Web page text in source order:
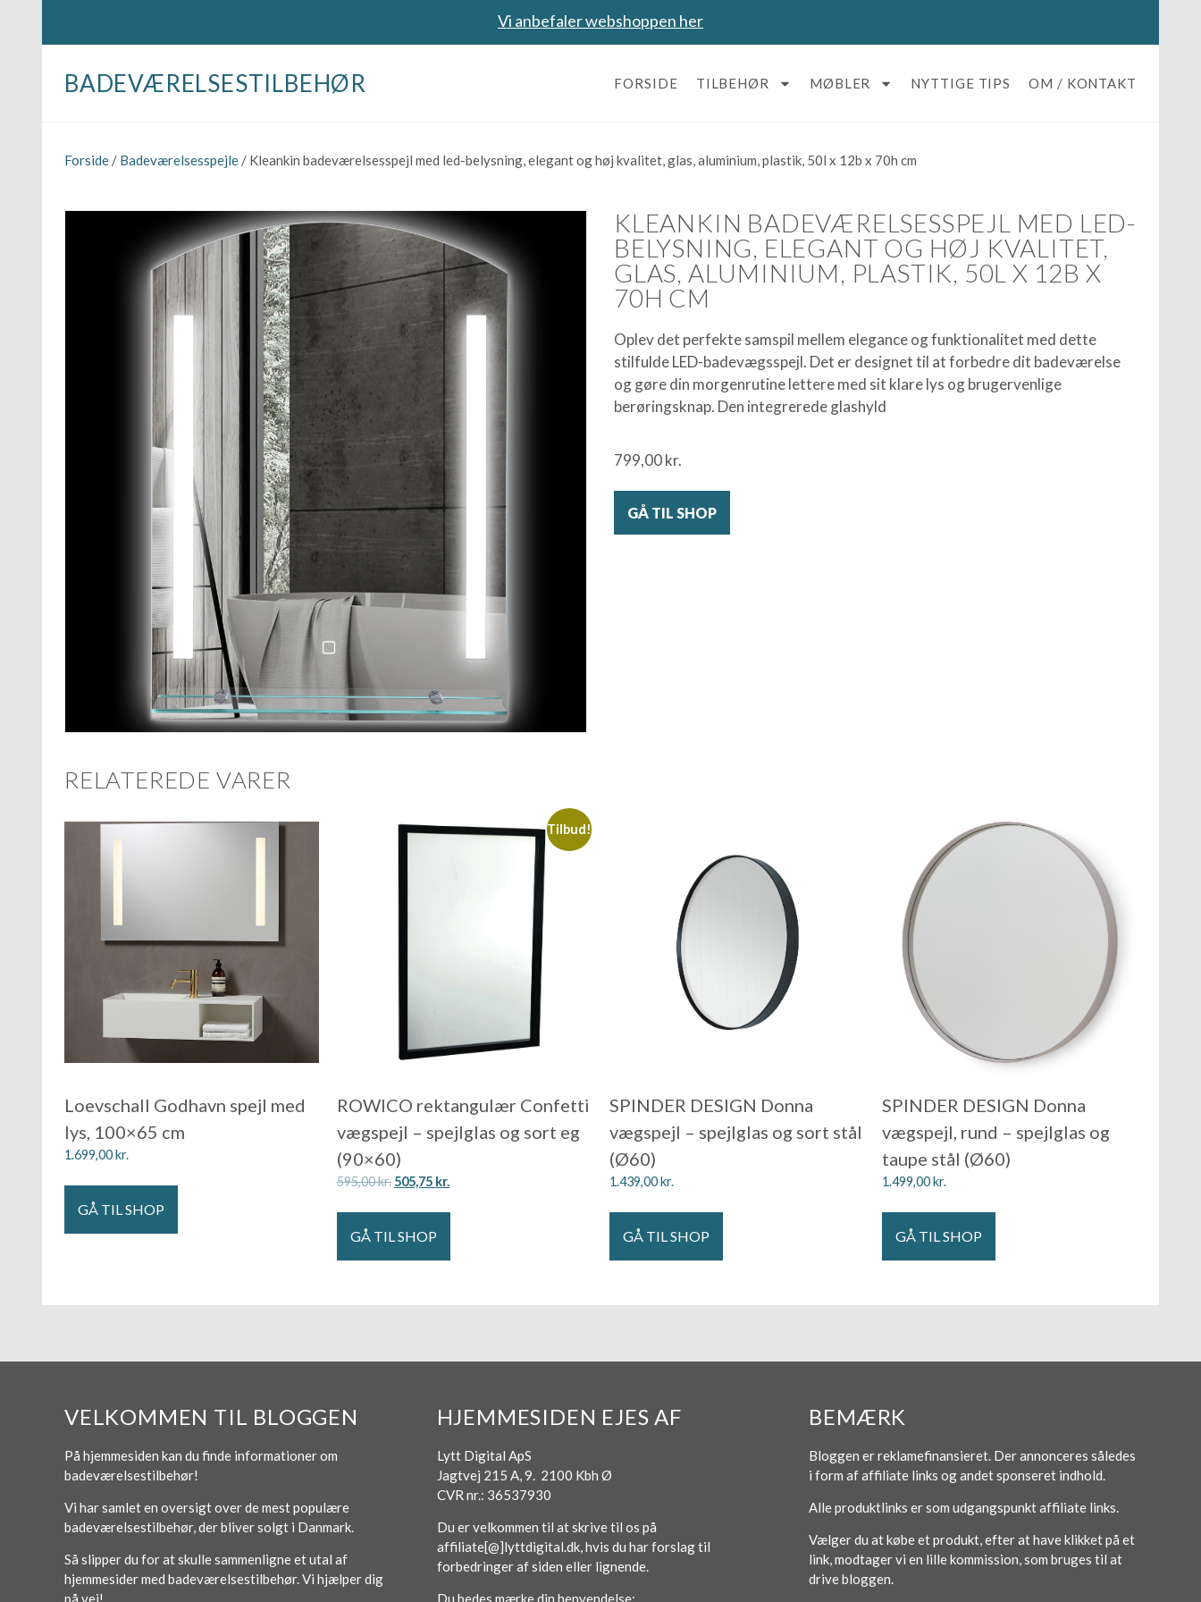
Vi anbefaler webshoppen her
BADEVÆRELSESTILBEHØR FORSIDE TILBEHØR MØBLER NYTTIGE TIPS OM / KONTAKT
Forside / Badeværelsesspejle / Kleankin badeværelsesspejl med led-belysning, elegant og høj kvalitet, glas, aluminium, plastik, 50l x 12b x 70h cm
KLEANKIN BADEVÆRELSESSPEJL MED LED-
BELYSNING, ELEGANT OG HØJ KVALITET,
GLAS, ALUMINIUM, PLASTIK, 50L X 12B X
70H CM
Oplev det perfekte samspil mellem elegance og funktionalitet med dette
stilfulde LED-badevægsspejl. Det er designet til at forbedre dit badeværelse
og gøre din morgenrutine lettere med sit klare lys og brugervenlige
berøringsknap. Den integrerede glashyld
799,00kr.
GÅ TIL SHOP
RELATEREDE VARER
Loevschall Godhavn spejl med
lys, 100×65 cm
1.699,00kr.
GÅ TIL SHOP
Tilbud!
ROWICO rektangulær Confetti
vægspejl – spejlglas og sort eg
(90×60)
595,00kr. 505,75 kr.
GÅ TIL SHOP
SPINDER DESIGN Donna
vægspejl – spejlglas og sort stål
(Ø60)
1.439,00kr.
GÅ TIL SHOP
SPINDER DESIGN Donna
vægspejl, rund – spejlglas og
taupe stål (Ø60)
1.499,00kr.
GÅ TIL SHOP
VELKOMMEN TIL BLOGGEN
På hjemmesiden kan du finde informationer om
badeværelsestilbehør!
Vi har samlet en oversigt over de mest populære
badeværelsestilbehør, der bliver solgt i Danmark.
Så slipper du for at skulle sammenligne et utal af
hjemmesider med badeværelsestilbehør. Vi hjælper dig
HJEMMESIDEN EJES AF
Lytt Digital ApS
Jagtvej 215 A, 9. 2100 Kbh Ø
CVR nr.: 36537930
Du er velkommen til at skrive til os på
affiliate[@]lyttdigital.dk, hvis du har forslag til
forbedringer af siden eller lignende.
BEMÆRK
Bloggen er reklamefinansieret. Der annonceres således
i form af affiliate links og andet sponseret indhold.
Alle produktlinks er som udgangspunkt affiliate links.
Vælger du at købe et produkt, efter at have klikket på et
link, modtager vi en lille kommission, som bruges til at
drive bloggen.